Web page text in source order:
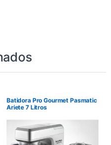
Batidora Pro Gourmet Pasmatic
Ariete 7 Litros